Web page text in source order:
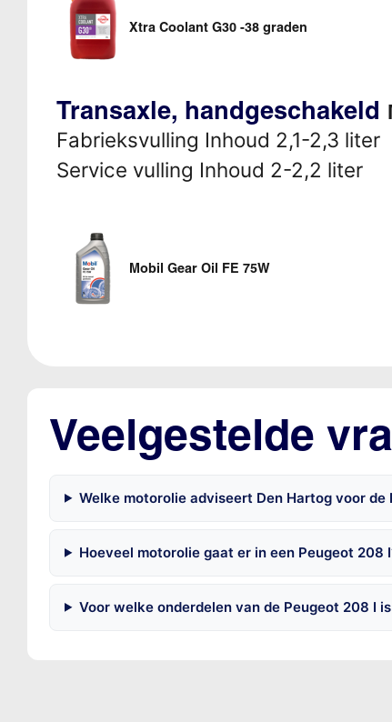
Xtra Coolant G30 -38 graden
Transaxle, handgeschakeld
Fabrieksvulling Inhoud 2,1-2,3 liter
Service vulling Inhoud 2-2,2 liter
Mobil Gear Oil FE 75W
Veelgestelde
Welke motorolie adviseert Den Hartog voor de
Hoeveel motorolie gaat er in een Peugeot 208
Voor welke onderdelen van de Peugeot 208 I